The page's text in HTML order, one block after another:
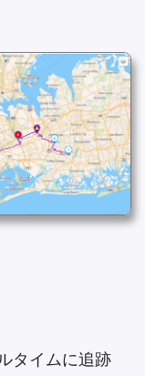
タイムに追跡